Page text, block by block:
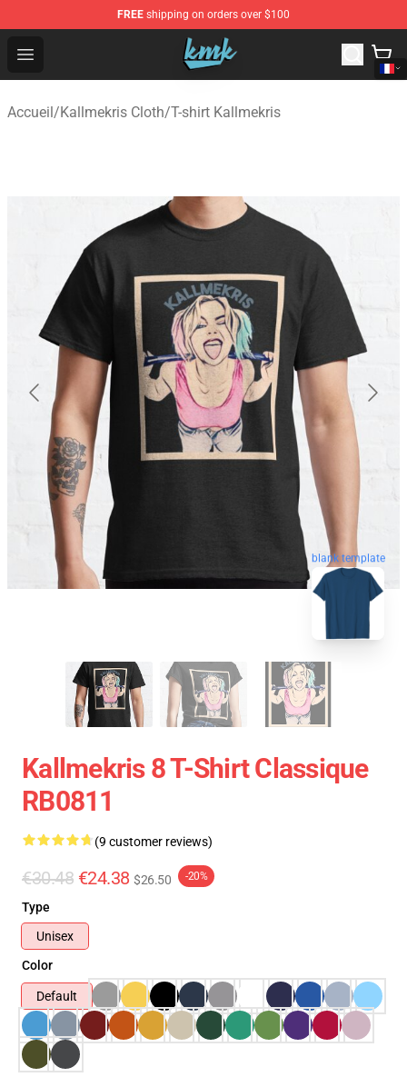
FREE shipping on orders over $100
Open menu
KallMeKris Store - Official KallMeKris Merchandise Shop
Accueil/Kallmekris Cloth/T-shirt Kallmekris
blank template
Kallmekris 8 T-Shirt Classique
RB0811
(9 customer reviews)
€30.48 €24.38 $26.50 -20%
Type
Unisex
Color
Default